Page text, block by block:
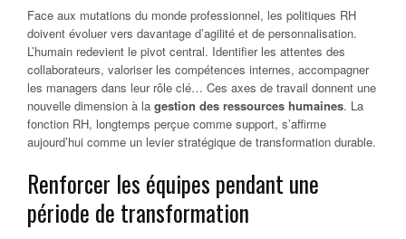
Face aux mutations du monde professionnel, les politiques RH
doivent évoluer vers davantage d’agilité et de personnalisation.
L’humain redevient le pivot central. Identifier les attentes des
collaborateurs, valoriser les compétences internes, accompagner
les managers dans leur rôle clé… Ces axes de travail donnent une
nouvelle dimension à la gestion des ressources humaines. La
fonction RH, longtemps perçue comme support, s’affirme
aujourd’hui comme un levier stratégique de transformation durable.
Renforcer les équipes pendant une
période de transformation